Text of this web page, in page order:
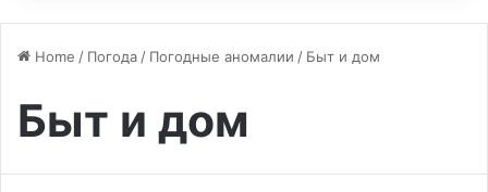
Home / Погода / Погодные аномалии / Быт и дом
Быт и дом